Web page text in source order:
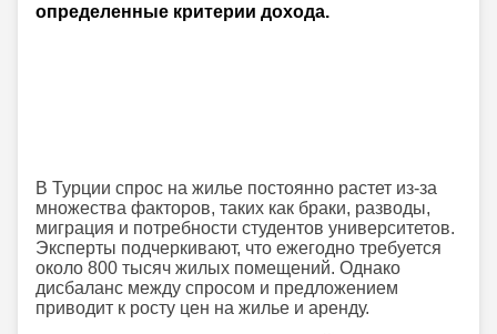
определенные критерии дохода.
В Турции спрос на жилье постоянно растет из-за
множества факторов, таких как браки, разводы,
миграция и потребности студентов университетов.
Эксперты подчеркивают, что ежегодно требуется
около 800 тысяч жилых помещений. Однако
дисбаланс между спросом и предложением
приводит к росту цен на жилье и аренду.